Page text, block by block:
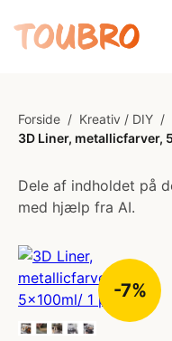
Forside / Kreativ / DIY /
3D Liner, metallicfarver,
Dele af indholdet på
med hjælp fra AI.
-7%